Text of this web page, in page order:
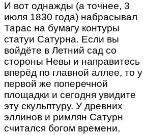
И вот однажды (а точнее, 3
июля 1830 года) набрасывал
Тарас на бумагу контуры
статуи Сатурна. Если вы
войдёте в Летний сад со
стороны Невы и направитесь
вперёд по главной аллее, то у
первой же поперечной
площадки и сегодня увидите
эту скульптуру. У древних
эллинов и римлян Сатурн
считался богом времени,